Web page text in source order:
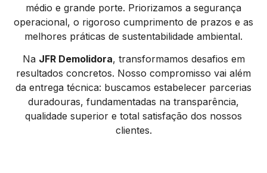
médio e grande porte. Priorizamos a segurança
operacional, o rigoroso cumprimento de prazos e as
melhores práticas de sustentabilidade ambiental.
Na JFR Demolidora, transformamos desafios em
resultados concretos. Nosso compromisso vai além
da entrega técnica: buscamos estabelecer parcerias
duradouras, fundamentadas na transparência,
qualidade superior e total satisfação dos nossos
clientes.